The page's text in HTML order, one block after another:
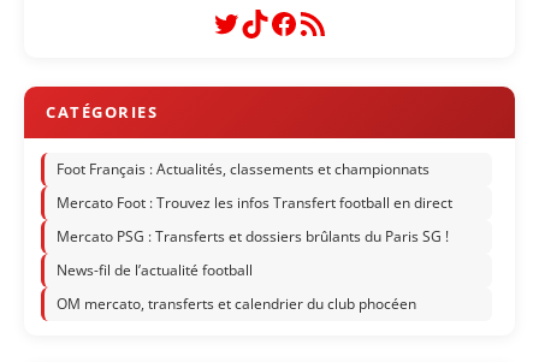
Twitter
TikTok
Facebook
Flux RSS
Foot Français : Actualités, classements et championnats
Mercato Foot : Trouvez les infos Transfert football en direct
Mercato PSG : Transferts et dossiers brûlants du Paris SG !
News-fil de l’actualité football
OM mercato, transferts et calendrier du club phocéen